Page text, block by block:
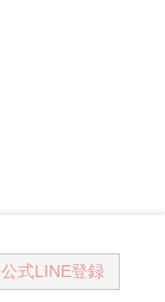
公式LINE登録